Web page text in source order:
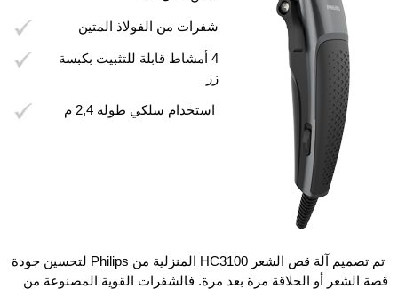
شفرات من الفولاذ المتين
4 أمشاط قابلة للتثبيت بكبسة
زر
استخدام سلكي طوله 2,4 م
تم تصميم آلة قص الشعر HC3100 المنزلية من Philips لتحسين جودة
قصة الشعر أو الحلاقة مرة بعد مرة. فالشفرات القوية المصنوعة من